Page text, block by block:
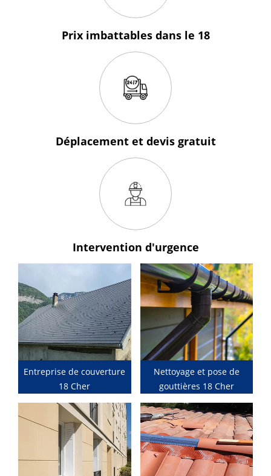
Prix imbattables dans le 18
Déplacement et devis gratuit
Intervention d'urgence
Entreprise de couverture
18 Cher
Nettoyage et pose de
gouttières 18 Cher